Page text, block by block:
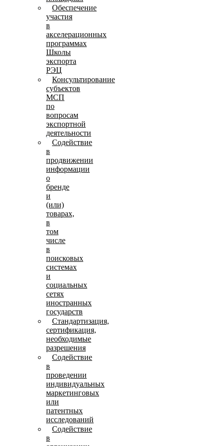
Обеспечение
участия
в
акселерационных
программах
Школы
экспорта
РЭЦ
Консультирование
субъектов
МСП
по
вопросам
экспортной
деятельности
Содействие
в
продвижении
информации
о
бренде
и
(или)
товарах,
в
том
числе
в
поисковых
системах
и
социальных
сетях
иностранных
государств
Стандартизация,
сертификация,
необходимые
разрешения
Содействие
в
проведении
индивидуальных
маркетинговых
или
патентных
исследований
Содействие
в